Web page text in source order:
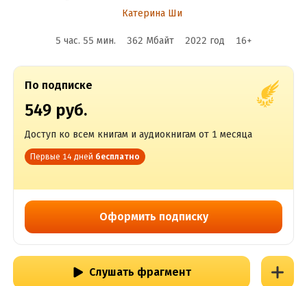
Катерина Ши
5 час. 55 мин. 362 Мбайт 2022 год 16+
По подписке
549 руб.
Доступ ко всем книгам и аудиокнигам от 1 месяца
Первые 14 дней бесплатно
Оформить подписку
Слушать фрагмент